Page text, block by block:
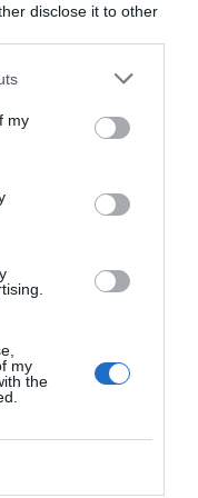
disclose it to other
my
my
the